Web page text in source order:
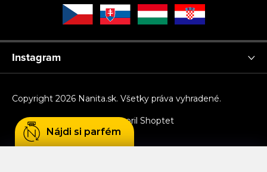
Instagram
Vytvoril Shoptet
Copyright 2026 Nanita.sk. Všetky práva vyhradené.
Nájdi si parfém
prvý nákup?
ÁNO